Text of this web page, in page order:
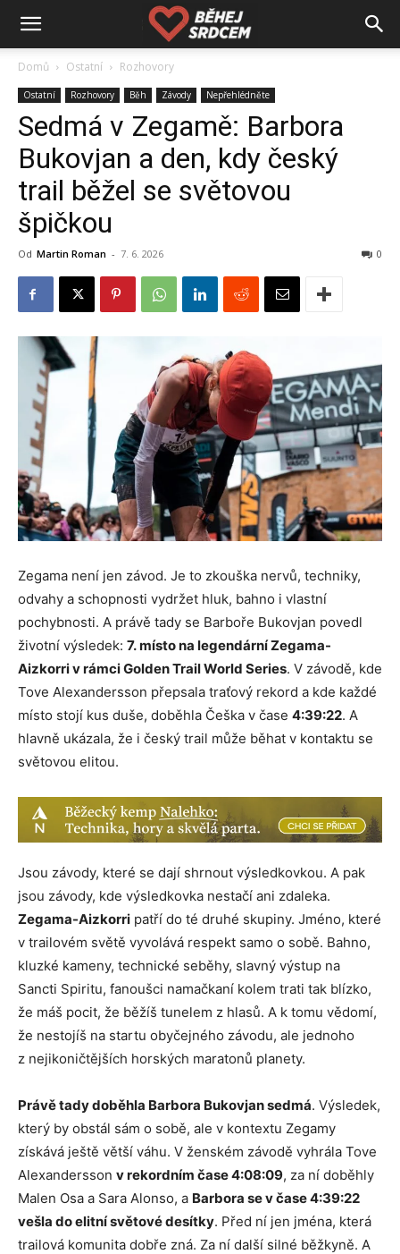
Domů Ostatní Rozhovory
Ostatní Rozhovory Běh Závody Nepřehlédněte
Sedmá v Zegamě: Barbora
Bukovjan a den, kdy český
trail běžel se světovou
špičkou
Od Martin Roman - 7. 6. 2026 0
Zegama není jen závod. Je to zkouška nervů, techniky,
odvahy a schopnosti vydržet hluk, bahno i vlastní
pochybnosti. A právě tady se Barboře Bukovjan povedl
životní výsledek: 7. místo na legendární Zegama-
Aizkorri v rámci Golden Trail World Series. V závodě, kde
Tove Alexandersson přepsala traťový rekord a kde každé
místo stojí kus duše, doběhla Češka v čase 4:39:22. A
hlavně ukázala, že i český trail může běhat v kontaktu se
světovou elitou.
Jsou závody, které se dají shrnout výsledkovkou. A pak
jsou závody, kde výsledkovka nestačí ani zdaleka.
Zegama-Aizkorri patří do té druhé skupiny. Jméno, které
v trailovém světě vyvolává respekt samo o sobě. Bahno,
kluzké kameny, technické seběhy, slavný výstup na
Sancti Spiritu, fanoušci namačkaní kolem trati tak blízko,
že máš pocit, že běžíš tunelem z hlasů. A k tomu vědomí,
že nestojíš na startu obyčejného závodu, ale jednoho
z nejikoničtějších horských maratonů planety.
Právě tady doběhla Barbora Bukovjan sedmá. Výsledek,
který by obstál sám o sobě, ale v kontextu Zegamy
získává ještě větší váhu. V ženském závodě vyhrála Tove
Alexandersson v rekordním čase 4:08:09, za ní doběhly
Malen Osa a Sara Alonso, a Barbora se v čase 4:39:22
vešla do elitní světové desítky. Před ní jen jména, která
trailová komunita dobře zná. Za ní další silné běžkyně. A